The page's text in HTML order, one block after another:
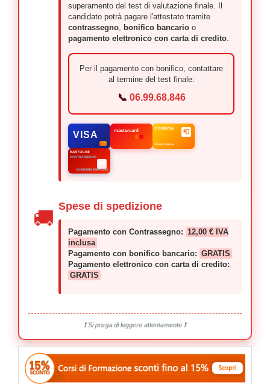
superamento del test di valutazione finale. Il
candidato potrà pagare l'attestato tramite
contrassegno, bonifico bancario o
pagamento elettronico con carta di credito.
Per il pagamento con bonifico, contattare
al termine del test finale:
📞 06.99.68.846
VISA mastercard
PostePay
Poste Italiane
📮
BARTOLINI
CONTRASSEGNO
CORRIERE ESPRESSO
🚚
🚚
Spese di spedizione
Pagamento con Contrassegno: 12,00 € IVA
inclusa
Pagamento con bonifico bancario: GRATIS
Pagamento elettronico con carta di credito:
GRATIS
❗ Si prega di leggere attentamente ❗